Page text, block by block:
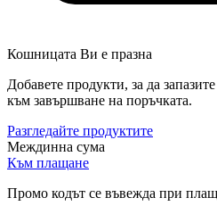
Кошницата Ви е празна
Добавете продукти, за да
към завършване на поръчката.
Разгледайте продуктите
Междинна сума
Към плащане
Промо кодът се въвежда при